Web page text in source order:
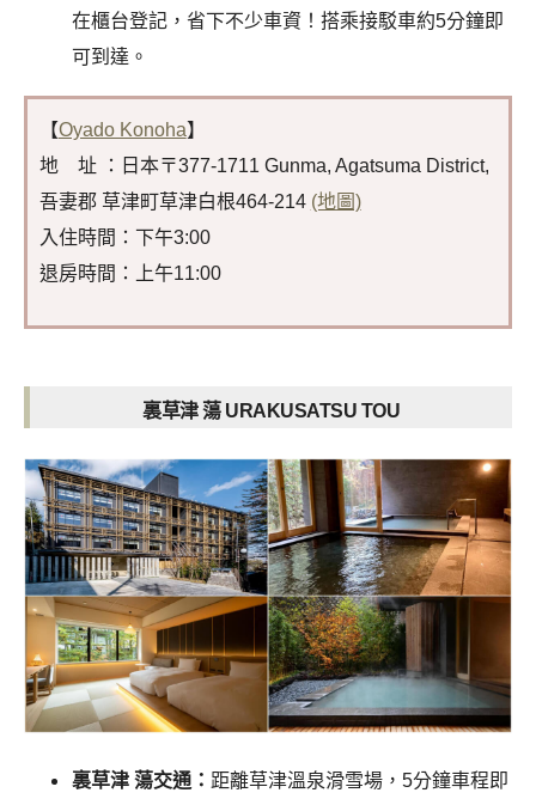
在櫃台登記，省下不少車資！搭乘接駁車約5分鐘即
可到達。
【Oyado Konoha】
地 址 ：日本〒377-1711 Gunma, Agatsuma District,
吾妻郡 草津町草津白根464-214 (地圖)
入住時間：下午3:00
退房時間：上午11:00
裏草津 蕩 URAKUSATSU TOU
裏草津 蕩交通： 距離草津溫泉滑雪場，5分鐘車程即